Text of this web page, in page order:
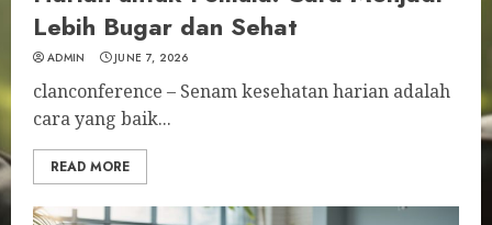
Lebih Bugar dan Sehat
ADMIN JUNE 7, 2026
clanconference – Senam kesehatan harian adalah
cara yang baik...
READ MORE